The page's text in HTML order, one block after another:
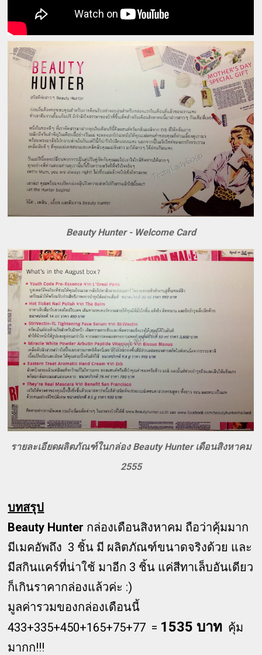
Beauty Hunter - Welcome Card
รายละเอียดผลิตภัณฑ์ในกล่อง Beauty Hunter เดือนสิงหาคม
2555
บทสรุป
Beauty Hunter กล่องเดือนสิงหาคม ถือว่าคุ้มมาก
มีเมคอัพถึง 3 ชิ้น มี ผลิตภัณฑ์ขนาดจริงด้วย และ
มีสกินแคร์ที่น่าใช้ มาอีก 3 ชิ้น แค่สีทาเล็บอันเดียว
ก็เกินราคากล่องแล้วค่ะ :)
มูลค่ารวมของกล่องเดือนนี้
433+335+450+165+75+77 = 1535 บาท คุ้ม
มากก!!!